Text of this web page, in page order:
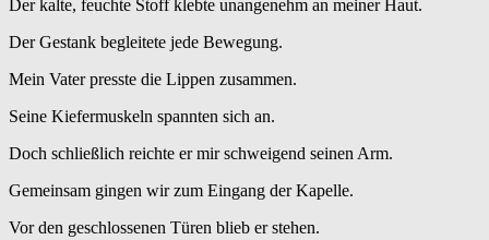
Der kalte, feuchte Stoff klebte unangenehm an meiner Haut.
Der Gestank begleitete jede Bewegung.
Mein Vater presste die Lippen zusammen.
Seine Kiefermuskeln spannten sich an.
Doch schließlich reichte er mir schweigend seinen Arm.
Gemeinsam gingen wir zum Eingang der Kapelle.
Vor den geschlossenen Türen blieb er stehen.